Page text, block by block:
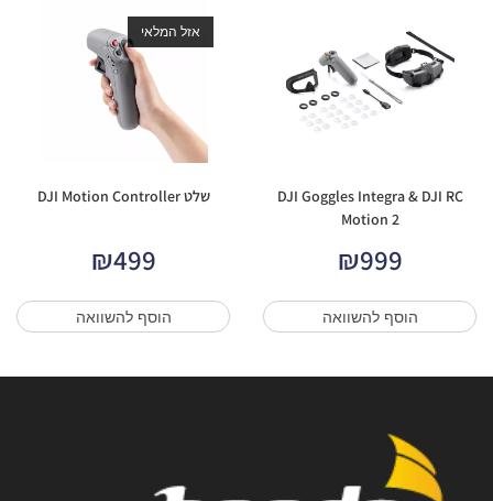
DJI Goggles Integra & DJI RC
Motion 2
₪999
הוסף להשוואה
אזל המלאי
שלט DJI Motion Controller
₪499
הוסף להשוואה